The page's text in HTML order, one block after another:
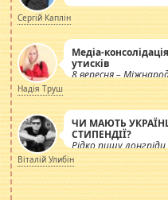
Сергій Каплін
Медіа-
утисків
8 вересня –
журналістів.
Надія Труш
ЧИ МАЮТЬ
СТИПЕНДІЇ?
Рідко пишу
просто дістало!
навколо
роздувається ще
Віталій Улибін